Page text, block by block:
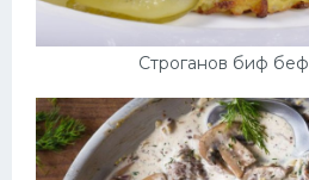
Строганов биф